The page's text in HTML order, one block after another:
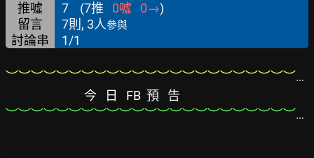
推噓 7 (7推 0噓 0→)
留言
7則, 3人參與
討論串 1/1
︶︶︶︶︶︶︶︶︶︶︶︶︶︶︶︶︶︶︶︶︶︶︶︶︶︶︶︶︶︶︶︶︶︶︶︶︶︶︶
今   日   FB  預   告
︶︶︶︶︶︶︶︶︶︶︶︶︶︶︶︶︶︶︶︶︶︶︶︶︶︶︶︶︶︶︶︶︶︶︶︶︶︶︶